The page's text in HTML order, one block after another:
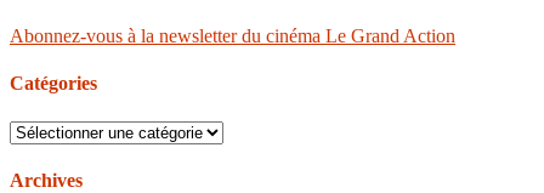
Abonnez-vous à la newsletter du cinéma Le Grand Action
Catégories
Catégories
Archives